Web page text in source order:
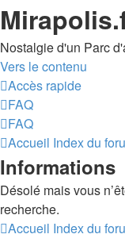
Nostalgie d'un Parc
Vers le contenu
Accès rapide
FAQ
FAQ
Accueil Index du
Informations
Désolé mais vous
recherche.
Accueil Index du